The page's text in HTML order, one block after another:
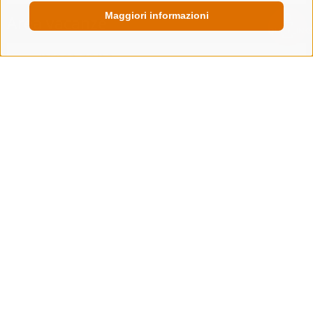
Maggiori informazioni
Area vacanze QUICKLINKS